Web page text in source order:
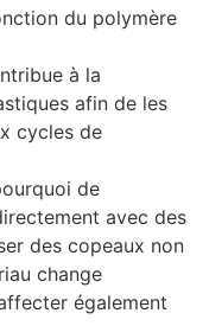
du polymère
à la
afin de les
cycles de
de
avec des
des copeaux non
change
également